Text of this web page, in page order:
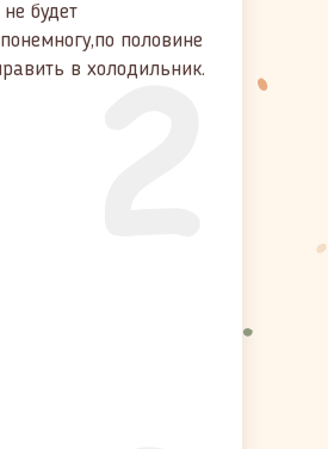
2
будет
половине
в холодильник.